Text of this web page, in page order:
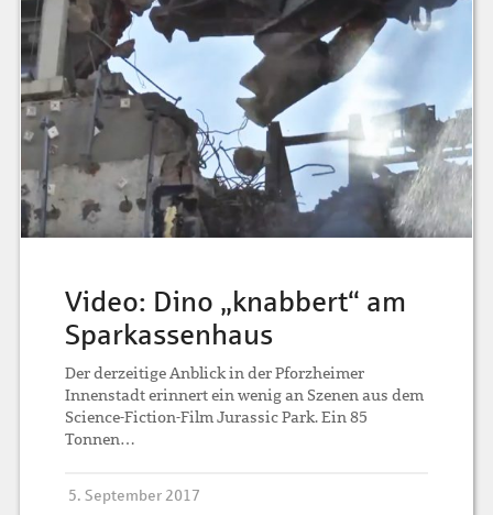
Video: Dino „knabbert“ am
Sparkassenhaus
Der derzeitige Anblick in der Pforzheimer
Innenstadt erinnert ein wenig an Szenen aus dem
Science-Fiction-Film Jurassic Park. Ein 85
Tonnen…
5. September 2017